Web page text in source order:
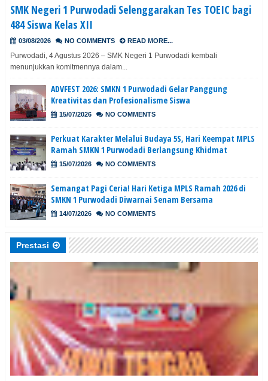
SMK Negeri 1 Purwodadi Selenggarakan Tes TOEIC bagi
484 Siswa Kelas XII
03/08/2026 NO COMMENTS READ MORE...
Purwodadi, 4 Agustus 2026 – SMK Negeri 1 Purwodadi kembali
menunjukkan komitmennya dalam...
ADVFEST 2026: SMKN 1 Purwodadi Gelar Panggung
Kreativitas dan Profesionalisme Siswa
15/07/2026 NO COMMENTS
Perkuat Karakter Melalui Budaya 5S, Hari Keempat MPLS
Ramah SMKN 1 Purwodadi Berlangsung Khidmat
15/07/2026 NO COMMENTS
Semangat Pagi Ceria! Hari Ketiga MPLS Ramah 2026 di
SMKN 1 Purwodadi Diwarnai Senam Bersama
14/07/2026 NO COMMENTS
Prestasi